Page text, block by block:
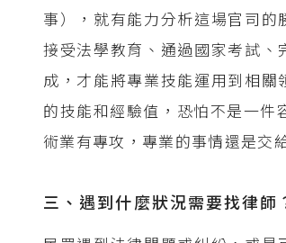
事），就有能力分析這場官司
接受法學教育、通過國家考試
成，才能將專業技能運用到相
的技能和經驗值，恐怕不是一件
術業有專攻，專業的事情還是交
三、遇到什麼狀況需要找律師